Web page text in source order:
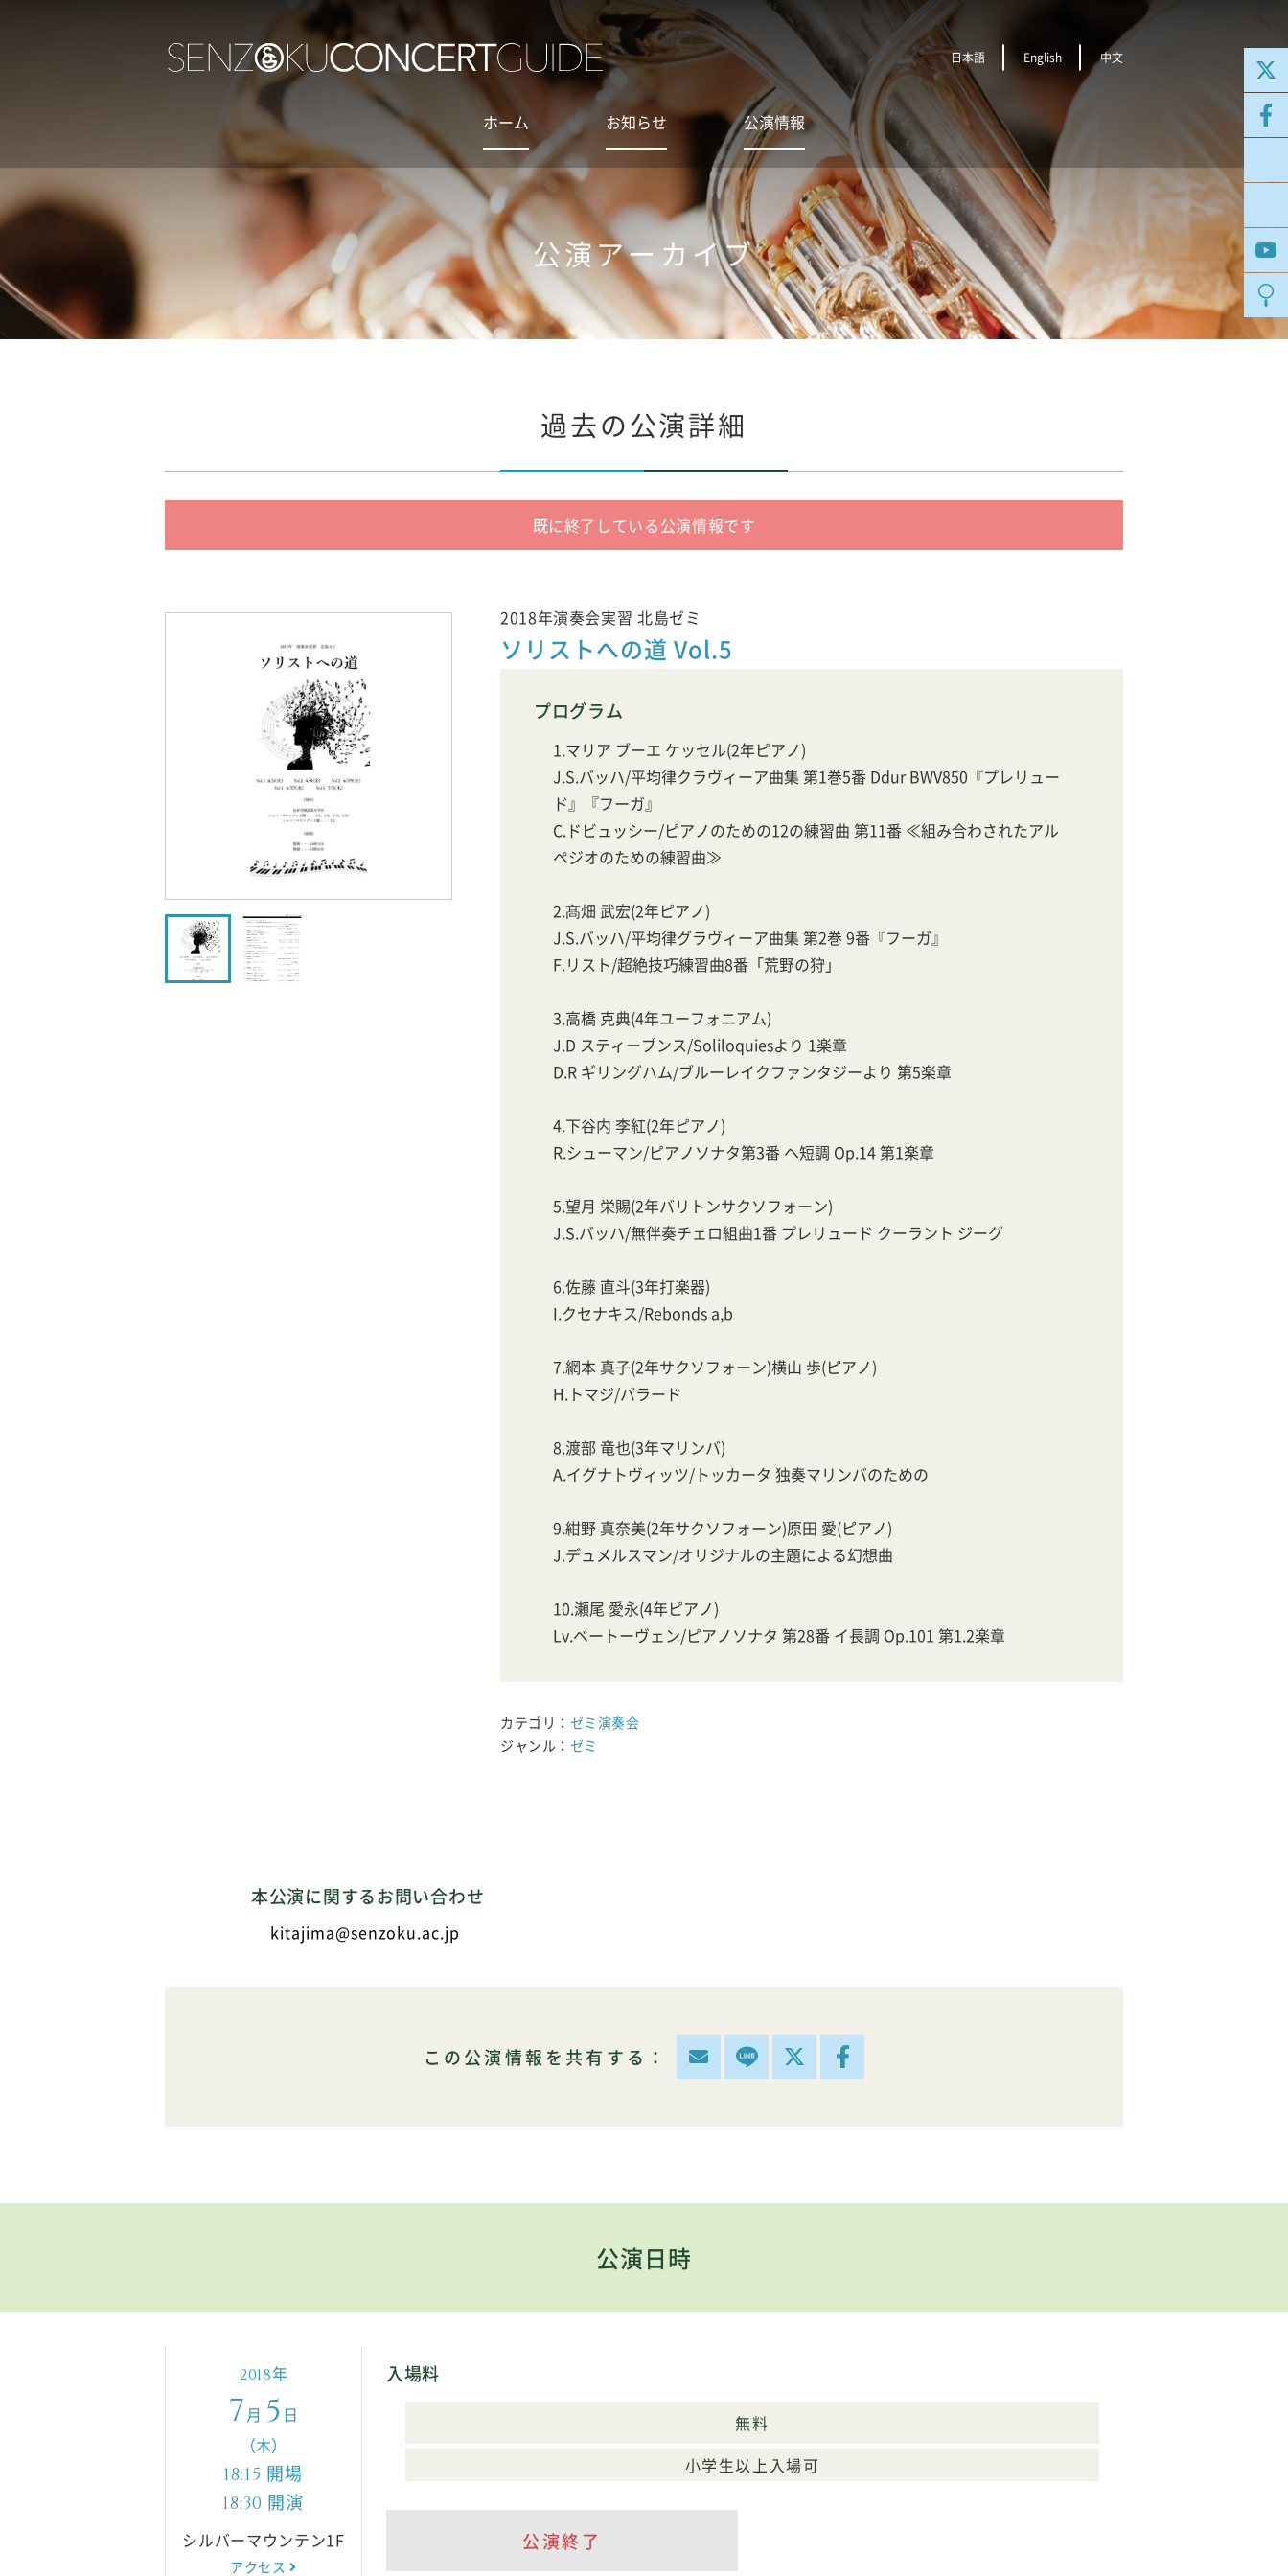
日本語 English 中文
ホーム お知らせ 公演情報
公演アーカイブ
過去の公演詳細
既に終了している公演情報です
2018年演奏会実習 北島ゼミ
ソリストへの道 Vol.5
プログラム
1.マリア ブーエ ケッセル(2年ピアノ)
J.S.バッハ/平均律クラヴィーア曲集 第1巻5番 Ddur BWV850『プレリュー
ド』『フーガ』
C.ドビュッシー/ピアノのための12の練習曲 第11番 ≪組み合わされたアル
ペジオのための練習曲≫
2.髙畑 武宏(2年ピアノ)
J.S.バッハ/平均律グラヴィーア曲集 第2巻 9番『フーガ』
F.リスト/超絶技巧練習曲8番「荒野の狩」
3.高橋 克典(4年ユーフォニアム)
J.D スティーブンス/Soliloquiesより 1楽章
D.R ギリングハム/ブルーレイクファンタジーより 第5楽章
4.下谷内 李紅(2年ピアノ)
R.シューマン/ピアノソナタ第3番 ヘ短調 Op.14 第1楽章
5.望月 栄賜(2年バリトンサクソフォーン)
J.S.バッハ/無伴奏チェロ組曲1番 プレリュード クーラント ジーグ
6.佐藤 直斗(3年打楽器)
I.クセナキス/Rebonds a,b
7.網本 真子(2年サクソフォーン)横山 歩(ピアノ)
H.トマジ/バラード
8.渡部 竜也(3年マリンバ)
A.イグナトヴィッツ/トッカータ 独奏マリンバのための
9.紺野 真奈美(2年サクソフォーン)原田 愛(ピアノ)
J.デュメルスマン/オリジナルの主題による幻想曲
10.瀬尾 愛永(4年ピアノ)
Lv.ベートーヴェン/ピアノソナタ 第28番 イ長調 Op.101 第1.2楽章
カテゴリ： ゼミ演奏会
ジャンル： ゼミ
本公演に関するお問い合わせ
kitajima@senzoku.ac.jp
この公演情報を共有する：
公演日時
2018年
7月 5 日
（木）
18:15 開場
18:30 開演
シルバーマウンテン1F
アクセス
入場料
無料
小学生以上入場可
公演終了